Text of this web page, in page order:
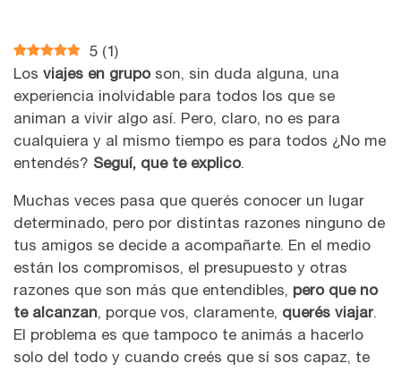
5 (1)
Los viajes en gruposon, sin duda alguna, una
experiencia inolvidable para todos los que se
animan a vivir algo así. Pero, claro, no es para
cualquiera y al mismo tiempo es para todos ¿No me
entendés? Seguí, que te explico.
Muchas veces pasa que querés conocer un lugar
determinado, pero por distintas razones ninguno de
tus amigos se decide a acompañarte. En el medio
están los compromisos, el presupuesto y otras
razones que son más que entendibles, pero que no
te alcanzan, porque vos, claramente, querés viajar.
El problema es que tampoco te animás a hacerlo
solo del todo y cuando creés que sí sos capaz, te